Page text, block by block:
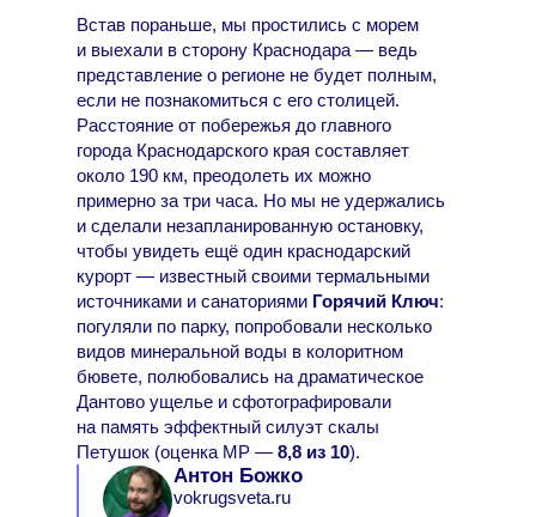
Встав пораньше, мы простились с морем
и выехали в сторону Краснодара — ведь
представление о регионе не будет полным,
если не познакомиться с его столицей.
Расстояние от побережья до главного
города Краснодарского края составляет
около 190 км, преодолеть их можно
примерно за три часа. Но мы не удержались
и сделали незапланированную остановку,
чтобы увидеть ещё один краснодарский
курорт — известный своими термальными
источниками и санаториями Горячий Ключ:
погуляли по парку, попробовали несколько
видов минеральной воды в колоритном
бювете, полюбовались на драматическое
Дантово ущелье и сфотографировали
на память эффектный силуэт скалы
Петушок (оценка МР — 8,8 из 10).
Антон Божко
vokrugsveta.ru